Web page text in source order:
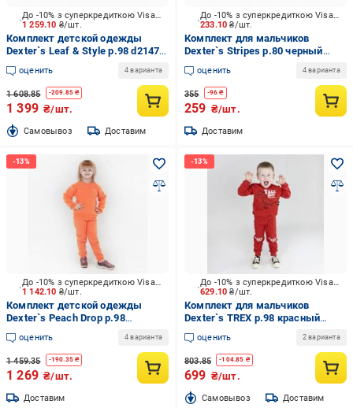
1 259.10 ₴/шт.
До -10% з суперкредиткою Visa Вигода
Комплект детской одежды
Dexter`s Leaf & Style р.98 d2147-
17
оценить 4 варианта
1 608.85 -209.85 ₴
1 399 ₴/шт.
Cамовывоз Доставим
233.10₴/шт.
До -10% з суперкредиткою Visa Вигода
Комплект для мальчиков
Dexter`s Stripes р.80 черный
d152пл-чн
оценить 4 варианта
355 -96 ₴
259 ₴/шт.
Доставим
1 142.10 ₴/шт.
До -10% з суперкредиткою Visa Вигода
Комплект детской одежды
Dexter`s Peach Drop р.98
персиковый d2161-6
оценить 4 варианта
1 459.35 -190.35 ₴
1 269 ₴/шт.
Доставим
629.10₴/шт.
До -10% з суперкредиткою Visa Вигода
Комплект для мальчиков
Dexter`s TREX р.98 красный
d318тс-кр
оценить 2 варианта
803.85 -104.85 ₴
699 ₴/шт.
Cамовывоз Доставим